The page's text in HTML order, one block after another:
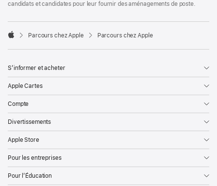
candidats et candidates pour leur fournir des aménagements de poste.

Parcours chez Apple Parcours chez Apple
S’informer et acheter
Apple Cartes
Compte
Divertissements
Apple Store
Pour les entreprises
Pour l’Éducation